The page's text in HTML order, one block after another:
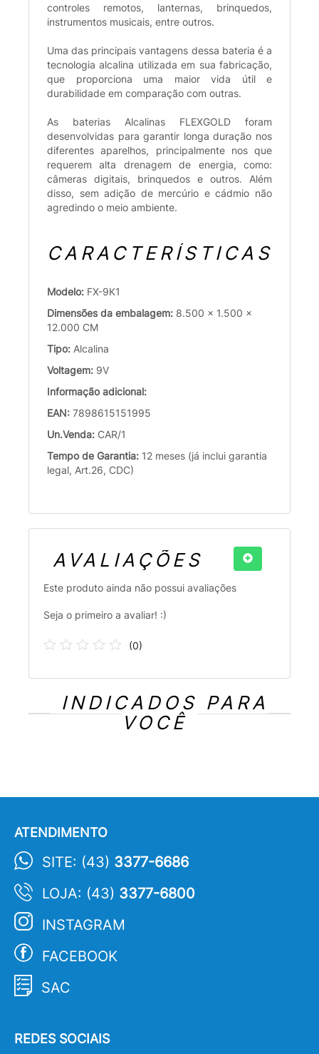
controles remotos, lanternas, brinquedos,
instrumentos musicais, entre outros.
Uma das principais vantagens dessa bateria é a
tecnologia alcalina utilizada em sua fabricação,
que proporciona uma maior vida útil e
durabilidade em comparação com outras.
As baterias Alcalinas FLEXGOLD foram
desenvolvidas para garantir longa duração nos
diferentes aparelhos, principalmente nos que
requerem alta drenagem de energia, como:
câmeras digitais, brinquedos e outros. Além
disso, sem adição de mercúrio e cádmio não
agredindo o meio ambiente.
CARACTERÍSTICAS
Modelo: FX-9K1
Dimensões da embalagem: 8.500 x 1.500 x
12.000 CM
Tipo: Alcalina
Voltagem: 9V
Informação adicional:
EAN: 7898615151995
Un.Venda: CAR/1
Tempo de Garantia: 12 meses (já inclui garantia
legal, Art.26, CDC)
AVALIAÇÕES
Este produto ainda não possui avaliações
Seja o primeiro a avaliar! :)
(0)
INDICADOS PARA
VOCÊ
ATENDIMENTO
SITE: (43) 3377-6686
LOJA: (43) 3377-6800
INSTAGRAM
FACEBOOK
SAC
REDES SOCIAIS